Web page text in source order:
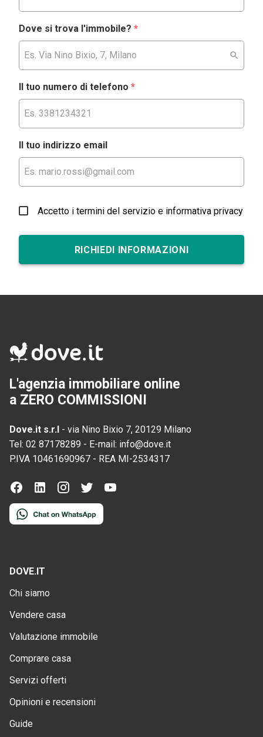
Dove si trova l'immobile? *
Il tuo numero di telefono *
Il tuo indirizzo email
Accetto i termini del servizio e informativa privacy
RICHIEDI INFORMAZIONI
L'agenzia immobiliare online
a ZERO COMMISSIONI
Dove.it s.r.l - via Nino Bixio 7, 20129 Milano
Tel: 02 87178289 - E-mail: info@dove.it
P.IVA 10461690967 - REA MI-2534317
DOVE.IT
Chi siamo
Vendere casa
Valutazione immobile
Comprare casa
Servizi offerti
Opinioni e recensioni
Guide